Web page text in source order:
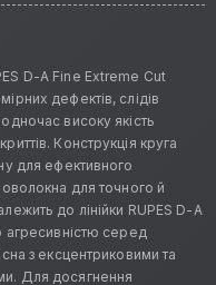
D-A Fine Extreme Cut
дефектів, слідів
високу якість
Конструкція круга
для ефективного
для точного й
до лінійки RUPES D-A
агресивністю серед
з ексцентриковими та
Для досягнення